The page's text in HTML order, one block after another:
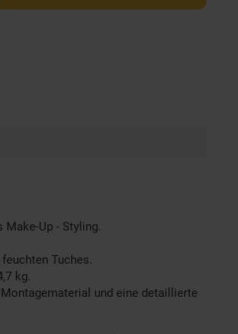
Up - Styling.
Tuches.
kg.
und eine detaillierte